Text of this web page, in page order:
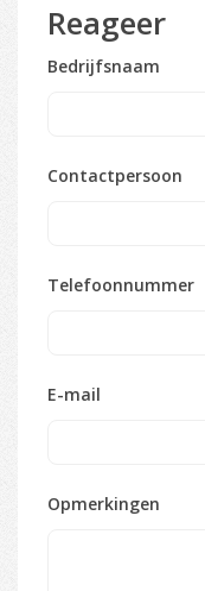
Reageer
Bedrijfsnaam
Contactpersoon
Telefoonnummer
E-mail
Opmerkingen